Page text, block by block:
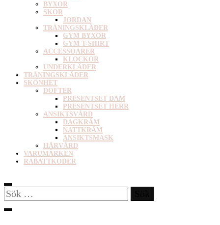
BYXOR
SKOR
JORDAN
TRÄNINGSKLÄDER
GYM BYXOR
GYM T-SHIRT
ACCESSOARER
KLOCKOR
UNDERKLÄDER
TRÄNINGSKLÄDER
SKÖNHET
DOFTER
PRESENTSET DAM
PRESENTSET HERR
ANSIKTSVÅRD
DAGKRÄM
NATTKRÄM
ANSIKTSMASK
HÅRVÅRD
VARUMÄRKEN
RABATTKODER
Sök
efter: